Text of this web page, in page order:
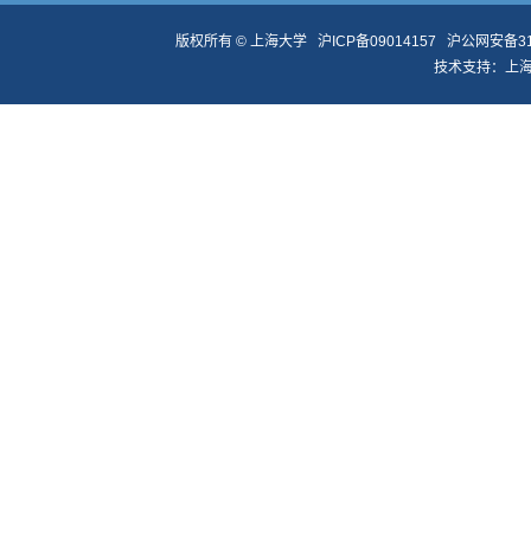
版权所有 © 上海大学 沪ICP备09014157
沪公网安备
技术支持：上